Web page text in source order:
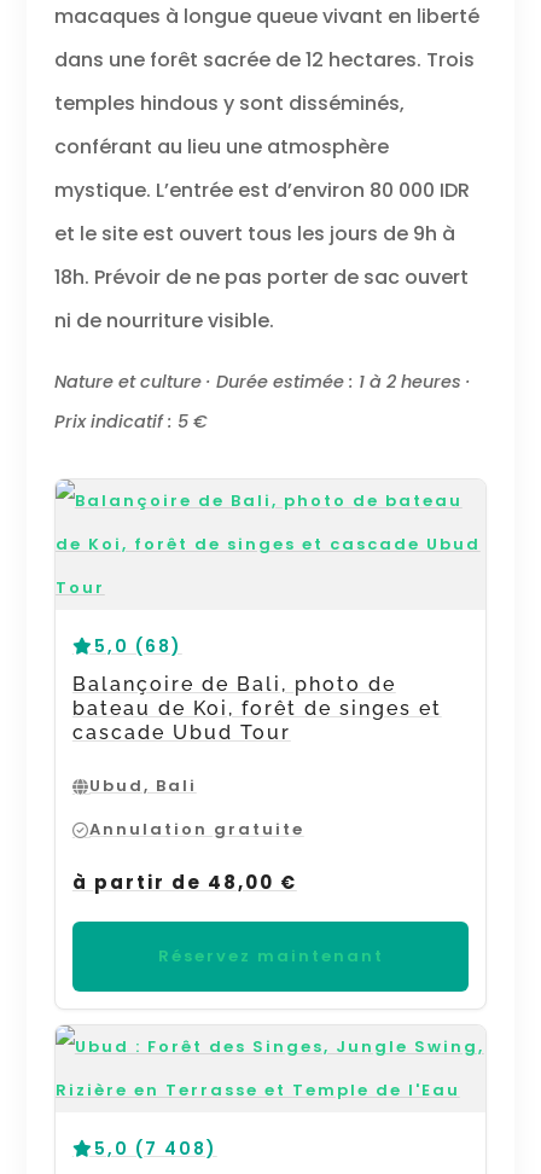
macaques à longue queue vivant en liberté
dans une forêt sacrée de 12 hectares. Trois
temples hindous y sont disséminés,
conférant au lieu une atmosphère
mystique. L’entrée est d’environ 80 000 IDR
et le site est ouvert tous les jours de 9h à
18h. Prévoir de ne pas porter de sac ouvert
ni de nourriture visible.
Nature et culture · Durée estimée : 1 à 2 heures ·
Prix indicatif : 5 €
5,0 (68)
Balançoire de Bali, photo de
bateau de Koi, forêt de singes et
cascade Ubud Tour
Ubud, Bali
Annulation gratuite
à partir de 48,00 €
Réservez maintenant
5,0 (7 408)